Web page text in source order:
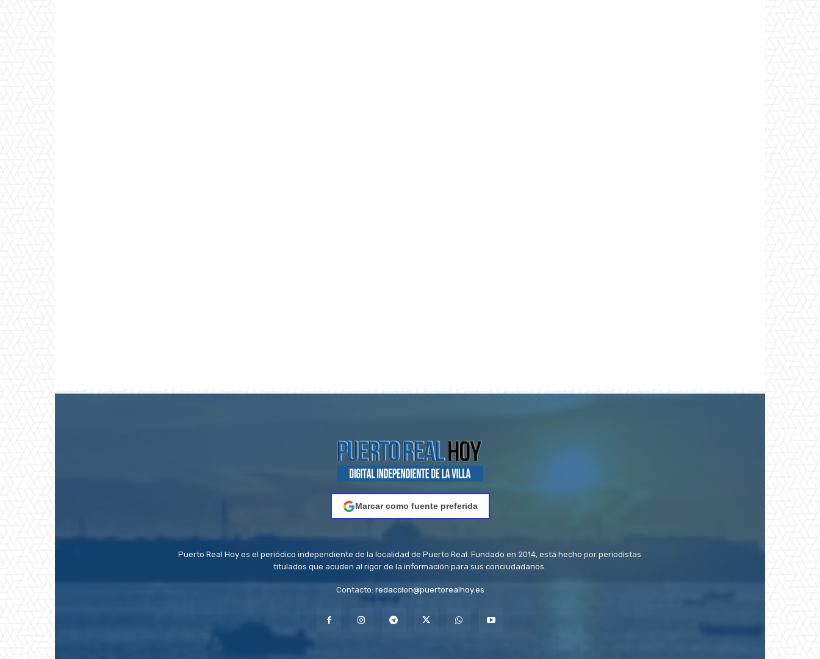
Marcar como fuente preferida
Puerto Real Hoy es el periódico independiente de la localidad de Puerto Real. Fundado en 2014, está hecho por periodistas
titulados que acuden al rigor de la información para sus conciudadanos.
Contacto: redaccion@puertorealhoy.es